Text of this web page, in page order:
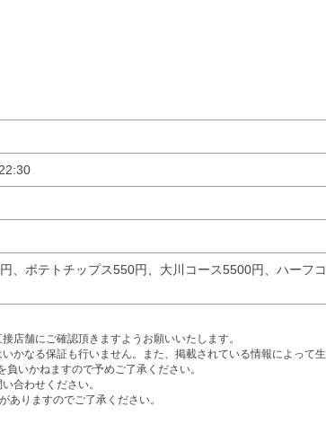
、ポテトチップス550円、大川コース5500円、ハーフコ
店舗にご確認頂きますようお願いいたします。
かなる保証も行いません。また、掲載されている情報によって生
いかねますので予めご了承ください。
合わせください。
ありますのでご了承ください。